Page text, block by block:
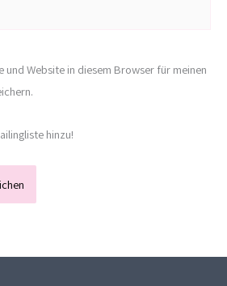
und Website in diesem Browser für meinen
hinzu!